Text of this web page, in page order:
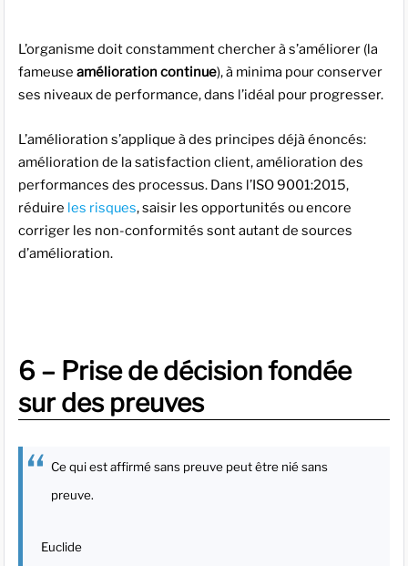
L’organisme doit constamment chercher à s’améliorer (la
fameuse amélioration continue), à minima pour conserver
ses niveaux de performance, dans l’idéal pour progresser.
L’amélioration s’applique à des principes déjà énoncés:
amélioration de la satisfaction client, amélioration des
performances des processus. Dans l’ISO 9001:2015,
réduire les risques, saisir les opportunités ou encore
corriger les non-conformités sont autant de sources
d’amélioration.
6 – Prise de décision fondée
sur des preuves
Ce qui est affirmé sans preuve peut être nié sans
preuve.
Euclide